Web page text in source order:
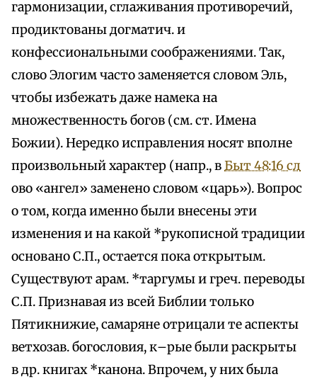
гармонизации, сглаживания противоречий,
продиктованы догматич. и
конфессиональными соображениями. Так,
слово Элогим часто заменяется словом Эль,
чтобы избежать даже намека на
множественность богов (см. ст. Имена
Божии). Нередко исправления носят вполне
произвольный характер (напр., вБыт 48:16 сл
ово «ангел» заменено словом «царь»). Вопрос
о том, когда именно были внесены эти
изменения и на какой *рукописной традиции
основано С.П., остается пока открытым.
Существуют арам. *таргумы и греч. переводы
С.П. Признавая из всей Библии только
Пятикнижие, самаряне отрицали те аспекты
ветхозав. богословия, к–рые были раскрыты
в др. книгах *канона. Впрочем, у них была